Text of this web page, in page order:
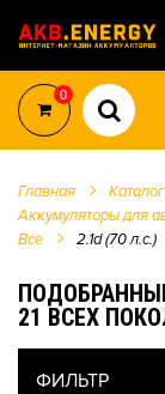
0
Главная Каталог
Аккумуляторы для
Все
2.1d (70 л.с.)
21 ВСЕХ
ФИЛЬТР